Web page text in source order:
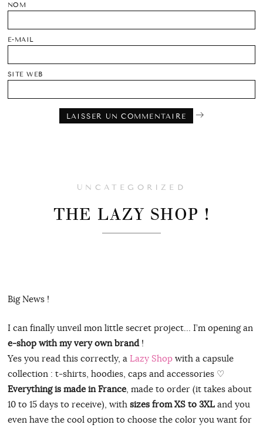
NOM
E-MAIL
SITE WEB
UNCATEGORIZED
THE LAZY SHOP !
Big News !
I can finally unveil mon little secret project… I’m opening an
e-shop with my very own brand!
Yes you read this correctly, a Lazy Shopwith a capsule
collection : t-shirts, hoodies, caps and accessories ♡
Everything is made in France, made to order (it takes about
10 to 15 days to receive), with sizes from XS to 3XLand you
even have the cool option to choose the color you want for